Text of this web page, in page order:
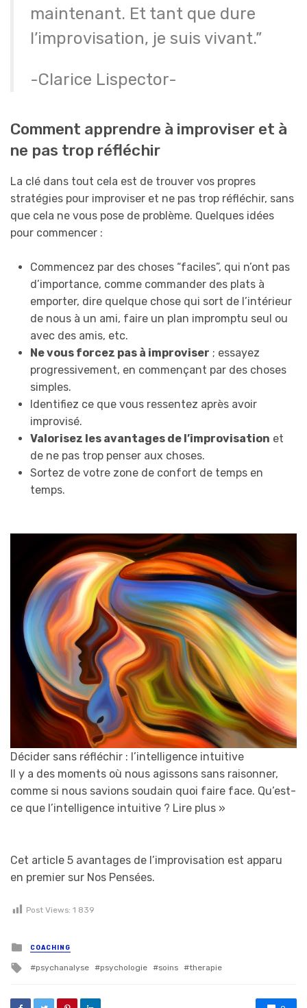
maintenant. Et tant que dure
l’improvisation, je suis vivant.”
-Clarice Lispector-
Comment apprendre à improviser et à
ne pas trop réfléchir
La clé dans tout cela est de trouver vos propres
stratégies pour improviser et ne pas trop réfléchir, sans
que cela ne vous pose de problème. Quelques idées
pour commencer :
Commencez par des choses “faciles”, qui n’ont pas
d’importance, comme commander des plats à
emporter, dire quelque chose qui sort de l’intérieur
de nous à un ami, faire un plan impromptu seul ou
avec des amis, etc.
Ne vous forcez pas à improviser ; essayez
progressivement, en commençant par des choses
simples.
Identifiez ce que vous ressentez après avoir
improvisé.
Valorisez les avantages de l’improvisation et
de ne pas trop penser aux choses.
Sortez de votre zone de confort de temps en
temps.
Décider sans réfléchir : l’intelligence intuitive
Il y a des moments où nous agissons sans raisonner,
comme si nous savions soudain quoi faire face. Qu’est-
ce que l’intelligence intuitive ? Lire plus »
Cet article 5 avantages de l’improvisation est apparu
en premier sur Nos Pensées.
Post Views: 1 839
Posted in
COACHING
Tagged with
psychanalyse psychologie soins therapie